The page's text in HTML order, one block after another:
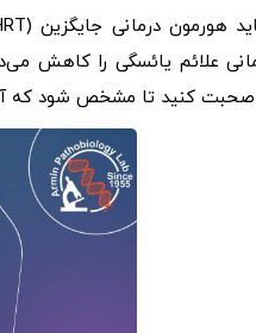
علائم یائسگی را کاهش
کنید تا مشخص شود که